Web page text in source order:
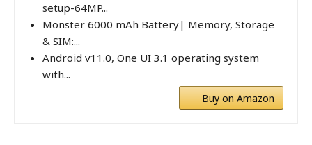
setup-64MP...
Monster 6000 mAh Battery| Memory, Storage
& SIM:...
Android v11.0, One UI 3.1 operating system
with...
Buy on Amazon